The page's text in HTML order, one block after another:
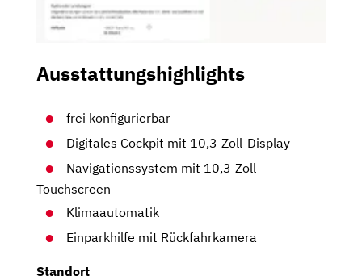
Ausstattungshighlights
frei konfigurierbar
Digitales Cockpit mit 10,3-Zoll-Display
Navigationssystem mit 10,3-Zoll-
Touchscreen
Klimaautomatik
Einparkhilfe mit Rückfahrkamera
Standort